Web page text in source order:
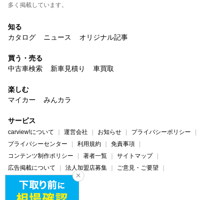
多く掲載しています。
知る
カタログ
ニュース オリジナル記事
買う・売る
中古車検索
新車見積り 車買取
楽しむ
マイカー
みんカラ
サービス
carview!について 運営会社 お知らせ
プライバシーポリシー
プライバシーセンター
利用規約
免責事項
コンテンツ制作ポリシー
著者一覧
サイトマップ
広告掲載について
法人加盟店募集
ご意見・ご要望
ヘルプ・お問い合わせ